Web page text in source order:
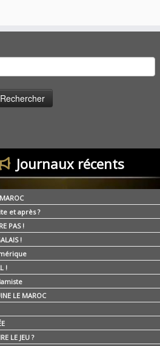
Journaux récents
et après ?
PAS !
!
!
LE MAROC
LE JEU ?